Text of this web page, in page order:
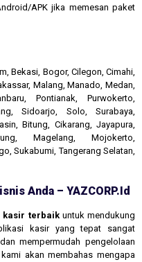
APK jika memesan paket
Bekasi, Bogor, Cilegon, Cimahi,
Malang, Manado, Medan,
Pontianak, Purwokerto,
Sidoarjo, Solo, Surabaya,
Bitung, Cikarang, Jayapura,
Magelang, Mojokerto,
Sukabumi, Tangerang Selatan,
Anda – YAZCORP.id
kasir terbaikuntuk mendukung
kasir yang tepat sangat
mempermudah pengelolaan
akan membahas mengapa